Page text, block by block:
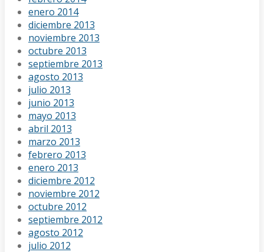
enero 2014
diciembre 2013
noviembre 2013
octubre 2013
septiembre 2013
agosto 2013
julio 2013
junio 2013
mayo 2013
abril 2013
marzo 2013
febrero 2013
enero 2013
diciembre 2012
noviembre 2012
octubre 2012
septiembre 2012
agosto 2012
julio 2012